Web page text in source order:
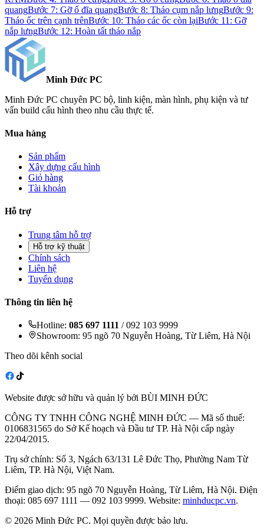
quangBước 7: Gỡ ổ đĩa quangBước 8: Tháo cụm nắp lưngBước 9:
Tháo ốc trên cạnh trênBước 10: Tháo các ốc còn lạiBước 11: Gỡ
nắp lưngBước 12: Hoàn tất tháo nắp
Minh Đức PC
Minh Đức PC chuyên PC bộ, linh kiện, màn hình, phụ kiện và tư
vấn build cấu hình theo nhu cầu thực tế.
Mua hàng
Sản phẩm
Xây dựng cấu hình
Giỏ hàng
Tài khoản
Hỗ trợ
Trung tâm hỗ trợ
Hỗ trợ kỹ thuật
Chính sách
Liên hệ
Tuyển dụng
Thông tin liên hệ
Hotline: 085 697 1111 / 092 103 9999
Showroom: 95 ngõ 70 Nguyễn Hoàng, Từ Liêm, Hà Nội
Theo dõi kênh social
Website được sở hữu và quản lý bởi BÙI MINH ĐỨC
CÔNG TY TNHH CÔNG NGHỆ MINH ĐỨC — Mã số thuế:
0106831565 do Sở Kế hoạch và Đầu tư TP. Hà Nội cấp ngày
22/04/2015.
Trụ sở chính: Số 3, Ngách 63/131 Lê Đức Thọ, Phường Nam Từ
Liêm, TP. Hà Nội, Việt Nam.
Điểm giao dịch: 95 ngõ 70 Nguyễn Hoàng, Từ Liêm, Hà Nội. Điện
thoại: 085 697 1111 — 092 103 9999. Website: minhducpc.vn.
© 2026 Minh Đức PC. Mọi quyền được bảo lưu.